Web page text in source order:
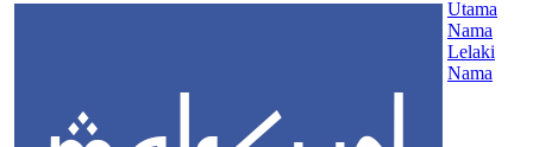
Utama
Nama
Lelaki
Nama